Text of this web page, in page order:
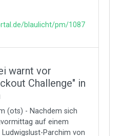
blaulicht/pm/1087
warnt vor
Challenge" in
(ots) - Nachdem sich
auf einem
Parchim von